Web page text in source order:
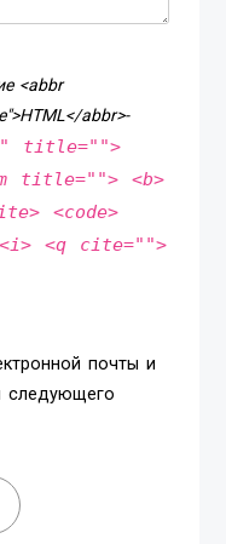
<abbr
abbr>-
title="">
title=""> <b>
<code>
<i> <q cite="">
почты и
следующего